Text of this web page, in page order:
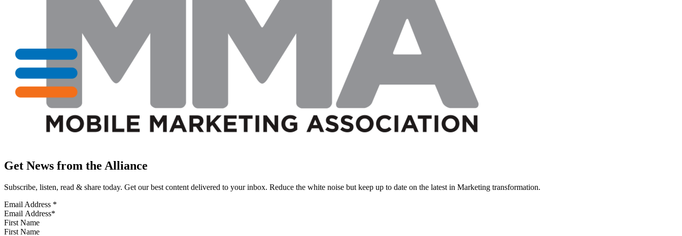
Get News from the Alliance
Subscribe, listen, read & share today. Get our best content delivered to your inbox. Reduce the white noise but keep up to date on the latest in Marketing transformation.
Email Address *
First Name